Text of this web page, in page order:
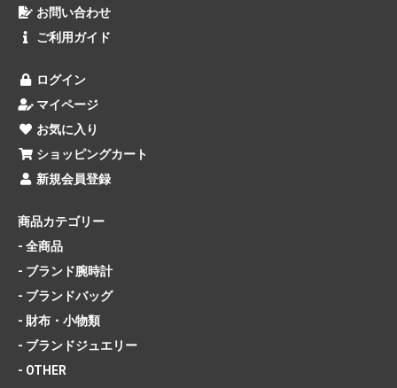
お問い合わせ
ご利用ガイド
ログイン
マイページ
お気に入り
ショッピングカート
新規会員登録
商品カテゴリー
- 全商品
- ブランド腕時計
- ブランドバッグ
- 財布・小物類
- ブランドジュエリー
- OTHER